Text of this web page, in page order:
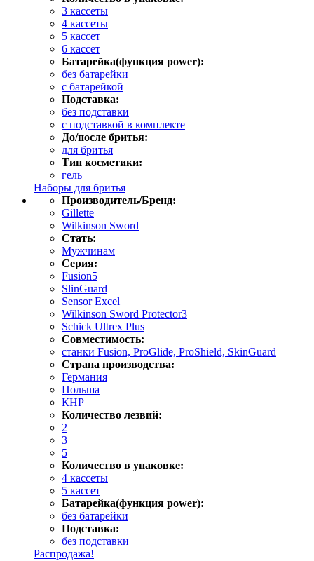
3 кассеты
4 кассеты
5 кассет
6 кассет
Батарейка(функция power):
без батарейки
с батарейкой
Подставка:
без подставки
с подставкой в комплекте
До/после бритья:
для бритья
Тип косметики:
гель
Наборы для бритья
Производитель/Бренд:
Gillette
Wilkinson Sword
Стать:
Мужчинам
Серия:
Fusion5
SlinGuard
Sensor Excel
Wilkinson Sword Protector3
Schick Ultrex Plus
Совместимость:
станки Fusion, ProGlide, ProShield, SkinGuard
Страна производства:
Германия
Польша
КНР
Количество лезвий:
2
3
5
Количество в упаковке:
4 кассеты
5 кассет
Батарейка(функция power):
без батарейки
Подставка:
без подставки
Распродажа!